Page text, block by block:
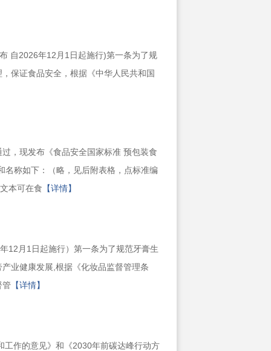
自2026年12月1日起施行)第一条为了规
保证食品安全，根据《中华人民共和国
，现发布《食品安全国家标准 预包装食
称如下：（略，见后附表格，点标准编
本可在食 【详情】
12月1日起施行）第一条为了规范牙膏生
业健康发展,根据《化妆品监督管理条
管 【详情】
工作的意见》和《2030年前碳达峰行动方